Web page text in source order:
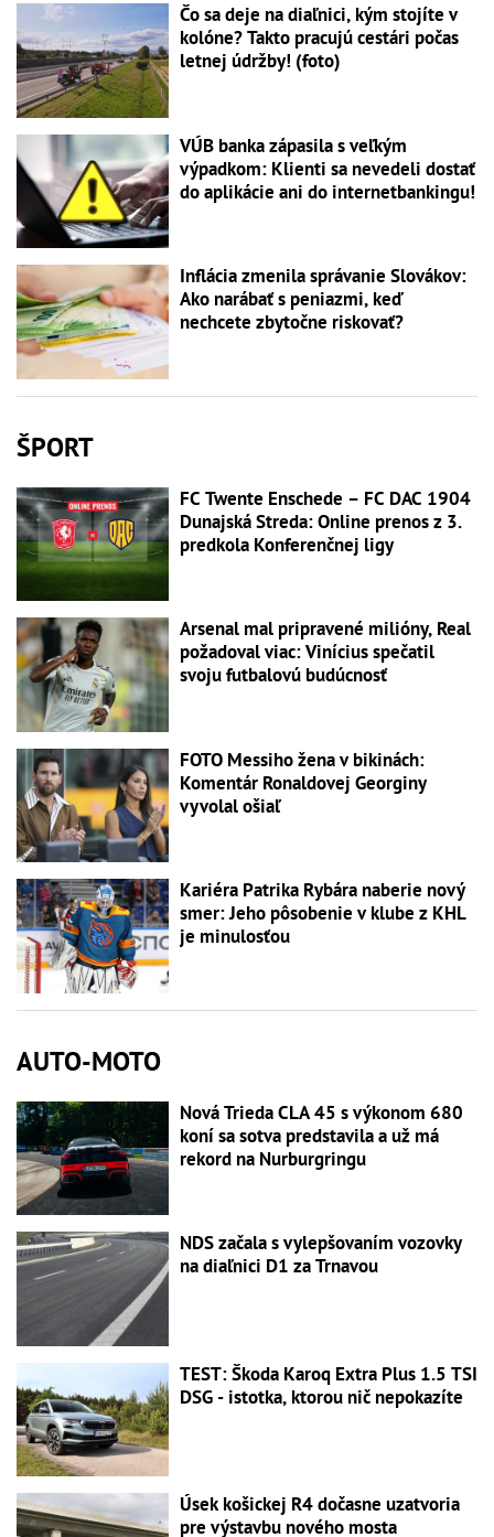
Čo sa deje na diaľnici, kým stojíte v
kolóne? Takto pracujú cestári počas
letnej údržby! (foto)
VÚB banka zápasila s veľkým
výpadkom: Klienti sa nevedeli dostať
do aplikácie ani do internetbankingu!
Inflácia zmenila správanie Slovákov:
Ako narábať s peniazmi, keď
nechcete zbytočne riskovať?
ŠPORT
FC Twente Enschede – FC DAC 1904
Dunajská Streda: Online prenos z 3.
predkola Konferenčnej ligy
Arsenal mal pripravené milióny, Real
požadoval viac: Vinícius spečatil
svoju futbalovú budúcnosť
FOTO Messiho žena v bikinách:
Komentár Ronaldovej Georginy
vyvolal ošiaľ
Kariéra Patrika Rybára naberie nový
smer: Jeho pôsobenie v klube z KHL
je minulosťou
AUTO-MOTO
Nová Trieda CLA 45 s výkonom 680
koní sa sotva predstavila a už má
rekord na Nurburgringu
NDS začala s vylepšovaním vozovky
na diaľnici D1 za Trnavou
TEST: Škoda Karoq Extra Plus 1.5 TSI
DSG - istotka, ktorou nič nepokazíte
Úsek košickej R4 dočasne uzatvoria
pre výstavbu nového mosta